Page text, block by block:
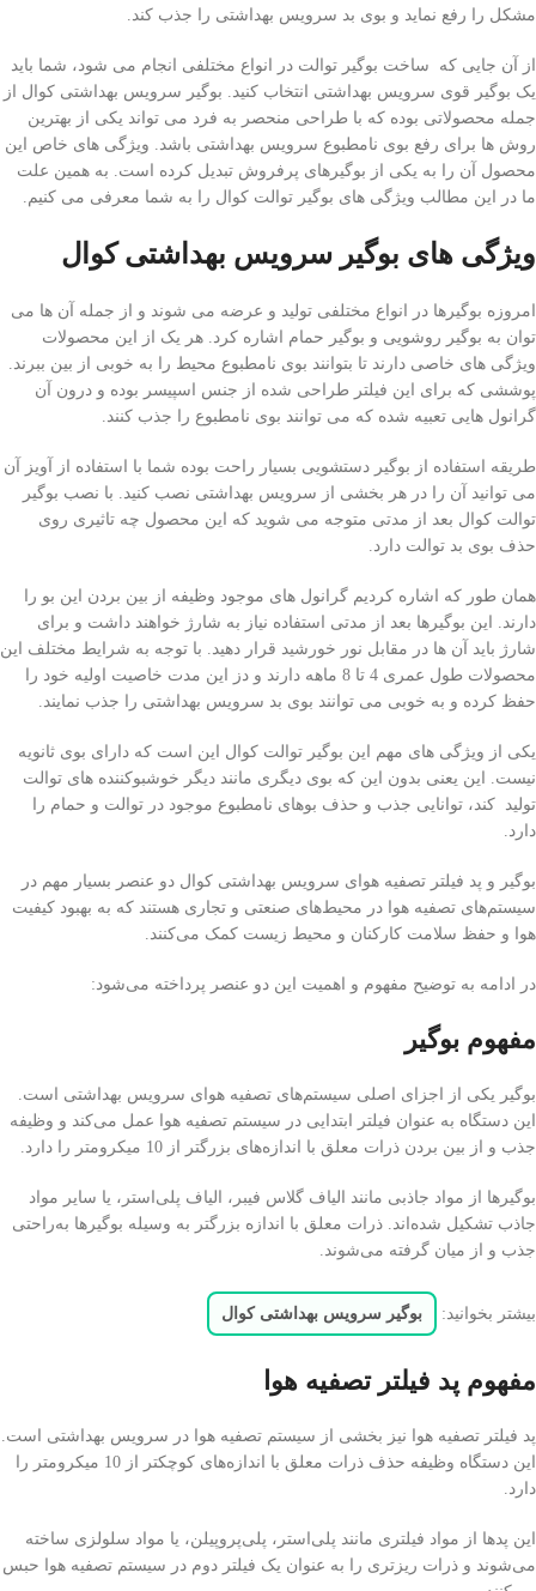
مشکل را رفع نماید و بوی بد سرویس بهداشتی را جذب کند.
از آن جایی که ساخت بوگیر توالت در انواع مختلفی انجام می شود، شما باید
یک بوگیر قوی سرویس بهداشتی انتخاب کنید. بوگیر سرویس بهداشتی کوال از
جمله محصولاتی بوده که با طراحی منحصر به فرد می تواند یکی از بهترین
روش ها برای رفع بوی نامطبوع سرویس بهداشتی باشد. ویژگی های خاص این
محصول آن را به یکی از بوگیرهای پرفروش تبدیل کرده است. به همین علت
ما در این مطالب ویژگی های بوگیر توالت کوال را به شما معرفی می کنیم.
ویژگی های بوگیر سرویس بهداشتی کوال
امروزه بوگیرها در انواع مختلفی تولید و عرضه می شوند و از جمله آن ها می
توان به بوگیر روشویی و بوگیر حمام اشاره کرد. هر یک از این محصولات
ویژگی های خاصی دارند تا بتوانند بوی نامطبوع محیط را به خوبی از بین ببرند.
پوششی که برای این فیلتر طراحی شده از جنس اسپیسر بوده و درون آن
گرانول هایی تعبیه شده که می توانند بوی نامطبوع را جذب کنند.
طریقه استفاده از بوگیر دستشویی بسیار راحت بوده شما با استفاده از آویز آن
می توانید آن را در هر بخشی از سرویس بهداشتی نصب کنید. با نصب بوگیر
توالت کوال بعد از مدتی متوجه می شوید که این محصول چه تاثیری روی
حذف بوی بد توالت دارد.
همان طور که اشاره کردیم گرانول های موجود وظیفه از بین بردن این بو را
دارند. این بوگیرها بعد از مدتی استفاده نیاز به شارژ خواهند داشت و برای
شارژ باید آن ها در مقابل نور خورشید قرار دهید. با توجه به شرایط مختلف این
محصولات طول عمری 4 تا 8 ماهه دارند و دز این مدت خاصیت اولیه خود را
حفظ کرده و به خوبی می توانند بوی بد سرویس بهداشتی را جذب نمایند.
یکی از ویژگی های مهم این بوگیر توالت کوال این است که دارای بوی ثانویه
نیست. این یعنی بدون این که بوی دیگری مانند دیگر خوشبوکننده های توالت
تولید کند، توانایی جذب و حذف بوهای نامطبوع موجود در توالت و حمام را
دارد.
بوگیر و پد فیلتر تصفیه هوای سرویس بهداشتی کوال دو عنصر بسیار مهم در
سیستم‌های تصفیه هوا در محیط‌های صنعتی و تجاری هستند که به بهبود کیفیت
هوا و حفظ سلامت کارکنان و محیط زیست کمک می‌کنند.
در ادامه به توضیح مفهوم و اهمیت این دو عنصر پرداخته می‌شود:
مفهوم بوگیر
بوگیر یکی از اجزای اصلی سیستم‌های تصفیه هوای سرویس بهداشتی است.
این دستگاه به عنوان فیلتر ابتدایی در سیستم تصفیه هوا عمل می‌کند و وظیفه
جذب و از بین بردن ذرات معلق با اندازه‌های بزرگتر از 10 میکرومتر را دارد.
بوگیرها از مواد جاذبی مانند الیاف گلاس فیبر، الیاف پلی‌استر، یا سایر مواد
جاذب تشکیل شده‌اند. ذرات معلق با اندازه بزرگتر به وسیله بوگیرها به‌راحتی
جذب و از میان گرفته می‌شوند.
بیشتر بخوانید: بوگیر سرویس بهداشتی کوال
مفهوم پد فیلتر تصفیه هوا
پد فیلتر تصفیه هوا نیز بخشی از سیستم تصفیه هوا در سرویس بهداشتی است.
این دستگاه وظیفه حذف ذرات معلق با اندازه‌های کوچکتر از 10 میکرومتر را
دارد.
این پدها از مواد فیلتری مانند پلی‌استر، پلی‌پروپیلن، یا مواد سلولزی ساخته
می‌شوند و ذرات ریزتری را به عنوان یک فیلتر دوم در سیستم تصفیه هوا حبس